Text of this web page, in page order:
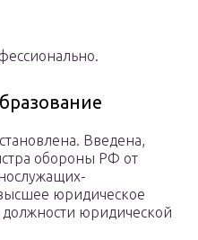
Введена,
обороны РФ от
юридическое
юридической